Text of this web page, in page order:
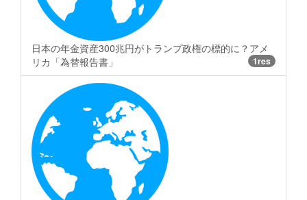
日本の年金資産300兆円がトランプ政権の標的に？アメ
リカ「為替報告書」
1res